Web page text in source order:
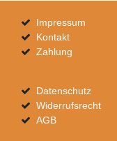
Impressum
Kontakt
Zahlung
Datenschutz
Widerrufsrecht
AGB